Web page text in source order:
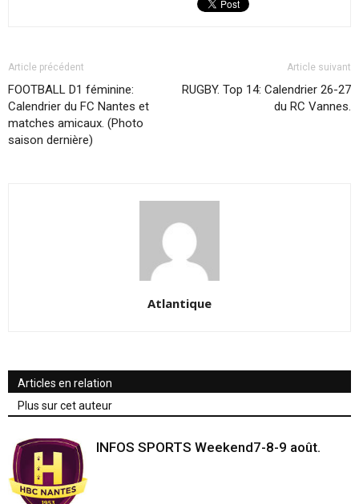
Article précédent
FOOTBALL D1 féminine:
Calendrier du FC Nantes et
matches amicaux. (Photo
saison dernière)
Article suivant
RUGBY. Top 14: Calendrier 26-27
du RC Vannes.
Atlantique
Articles en relation
Plus sur cet auteur
INFOS SPORTS Weekend7-8-9 août.